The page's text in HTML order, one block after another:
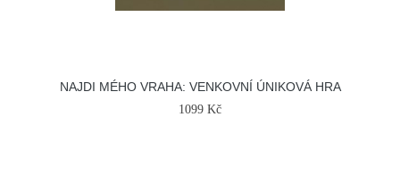
NAJDI MÉHO VRAHA: VENKOVNÍ ÚNIKOVÁ HRA
1099 Kč